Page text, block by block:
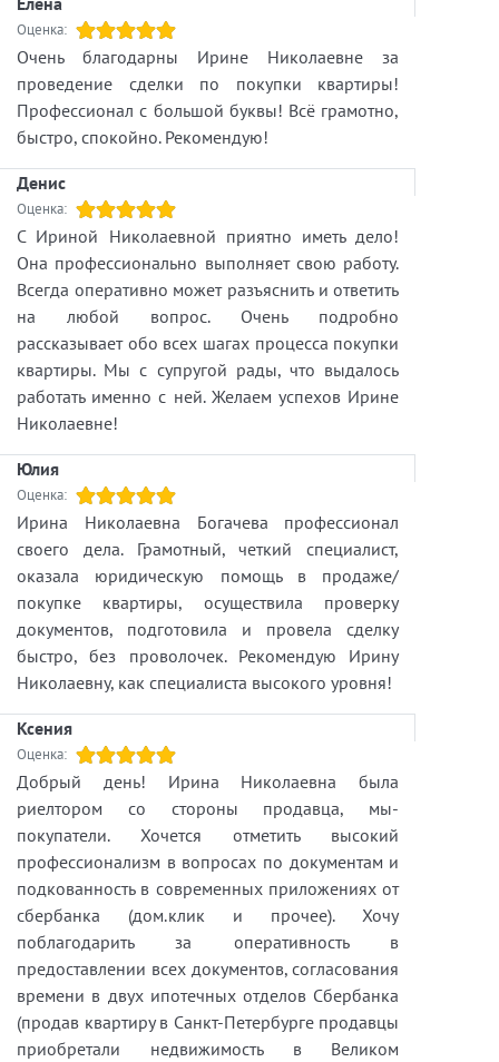
Оценка:
Очень благодарны Ирине Николаевне за
проведение сделки по покупки квартиры!
Профессионал с большой буквы! Всё грамотно,
быстро, спокойно. Рекомендую!
Денис
Оценка:
С Ириной Николаевной приятно иметь дело!
Она профессионально выполняет свою работу.
Всегда оперативно может разъяснить и ответить
на любой вопрос. Очень подробно
рассказывает обо всех шагах процесса покупки
квартиры. Мы с супругой рады, что выдалось
работать именно с ней. Желаем успехов Ирине
Николаевне!
Юлия
Оценка:
Ирина Николаевна Богачева профессионал
своего дела. Грамотный, четкий специалист,
оказала юридическую помощь в продаже/
покупке квартиры, осуществила проверку
документов, подготовила и провела сделку
быстро, без проволочек. Рекомендую Ирину
Николаевну, как специалиста высокого уровня!
Ксения
Оценка:
Добрый день! Ирина Николаевна была
риелтором со стороны продавца, мы-
покупатели. Хочется отметить высокий
профессионализм в вопросах по документам и
подкованность в современных приложениях от
сбербанка (дом.клик и прочее). Хочу
поблагодарить за оперативность в
предоставлении всех документов, согласования
времени в двух ипотечных отделов Сбербанка
(продав квартиру в Санкт-Петербурге продавцы
приобретали недвижимость в Великом